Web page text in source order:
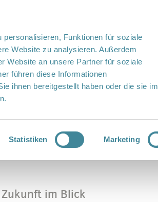
Funktionen für soziale
Website zu analysieren. Außerdem
Website an unsere Partner für soziale
führen diese Informationen
ihnen bereitgestellt haben oder die sie im
Statistiken Marketing
im Blick